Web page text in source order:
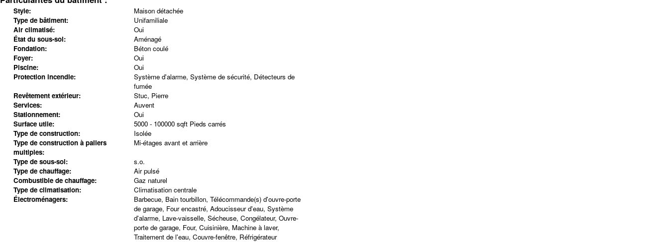
Style:
Maison détachée
Type de bâtiment:
Unifamiliale
Air climatisé:
Oui
État du sous-sol:
Aménagé
Fondation:
Béton coulé
Foyer:
Oui
Piscine:
Oui
Protection incendie:
Système d'alarme, Système de sécurité, Détecteurs de
fumée
Revêtement extérieur:
Stuc, Pierre
Services:
Auvent
Stationnement:
Oui
Surface utile:
5000 - 100000 sqft Pieds carrés
Type de construction:
Isolée
Type de construction à paliers
multiples:
Mi-étages avant et arrière
Type de sous-sol:
s.o.
Type de chauffage:
Air pulsé
Combustible de chauffage:
Gaz naturel
Type de climatisation:
Climatisation centrale
Électroménagers:
Barbecue, Bain tourbillon, Télécommande(s) d'ouvre-porte
de garage, Four encastré, Adoucisseur d'eau, Système
d'alarme, Lave-vaisselle, Sécheuse, Congélateur, Ouvre-
porte de garage, Four, Cuisinière, Machine à laver,
Traitement de l'eau, Couvre-fenêtre, Réfrigérateur